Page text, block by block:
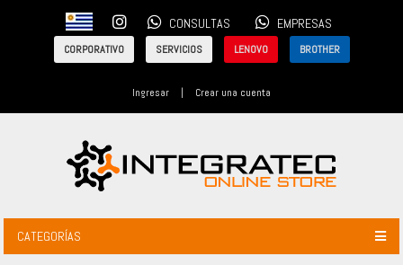
CONSULTAS EMPRESAS
CORPORATIVO SERVICIOS LENOVO BROTHER
Ingresar | Crear una cuenta
CATEGORÍAS